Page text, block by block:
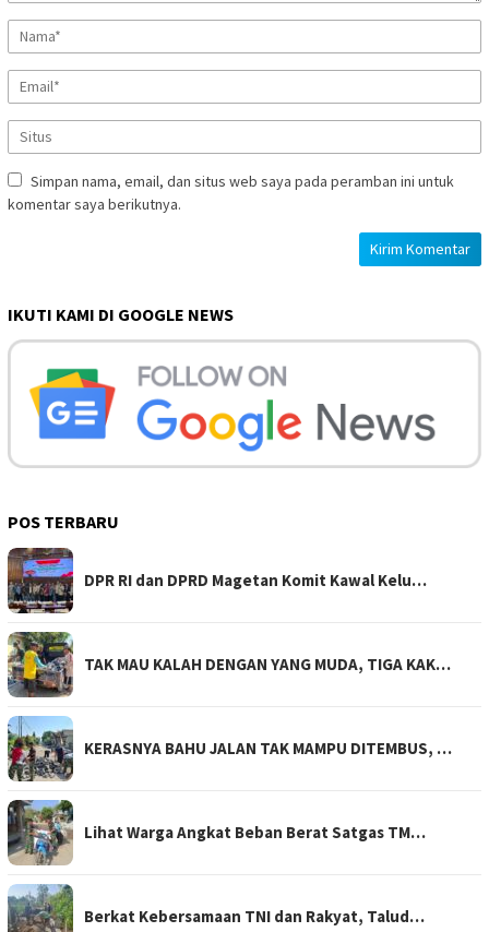
Simpan nama, email, dan situs web saya pada peramban ini untuk
komentar saya berikutnya.
IKUTI KAMI DI GOOGLE NEWS
POS TERBARU
DPR RI dan DPRD Magetan Komit Kawal Kelu…
TAK MAU KALAH DENGAN YANG MUDA, TIGA KAK…
KERASNYA BAHU JALAN TAK MAMPU DITEMBUS, …
Lihat Warga Angkat Beban Berat Satgas TM…
Berkat Kebersamaan TNI dan Rakyat, Talud…